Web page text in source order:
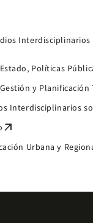
Políticas
y
Interdisciplinarios
arrow_outward
Urbana y